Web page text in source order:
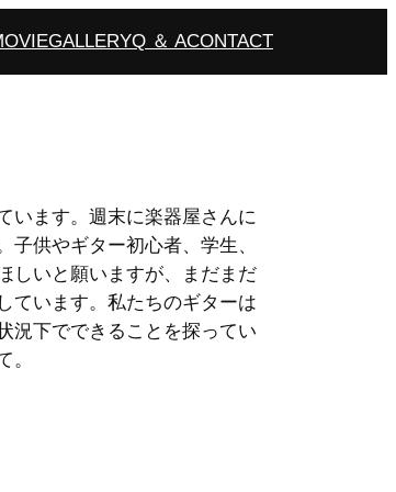
GALLERYQ ＆ ACONTACT
います。週末に楽器屋さんに
供やギター初心者、学生、
しいと願いますが、まだまだ
ています。私たちのギターは
況下でできることを探ってい
。